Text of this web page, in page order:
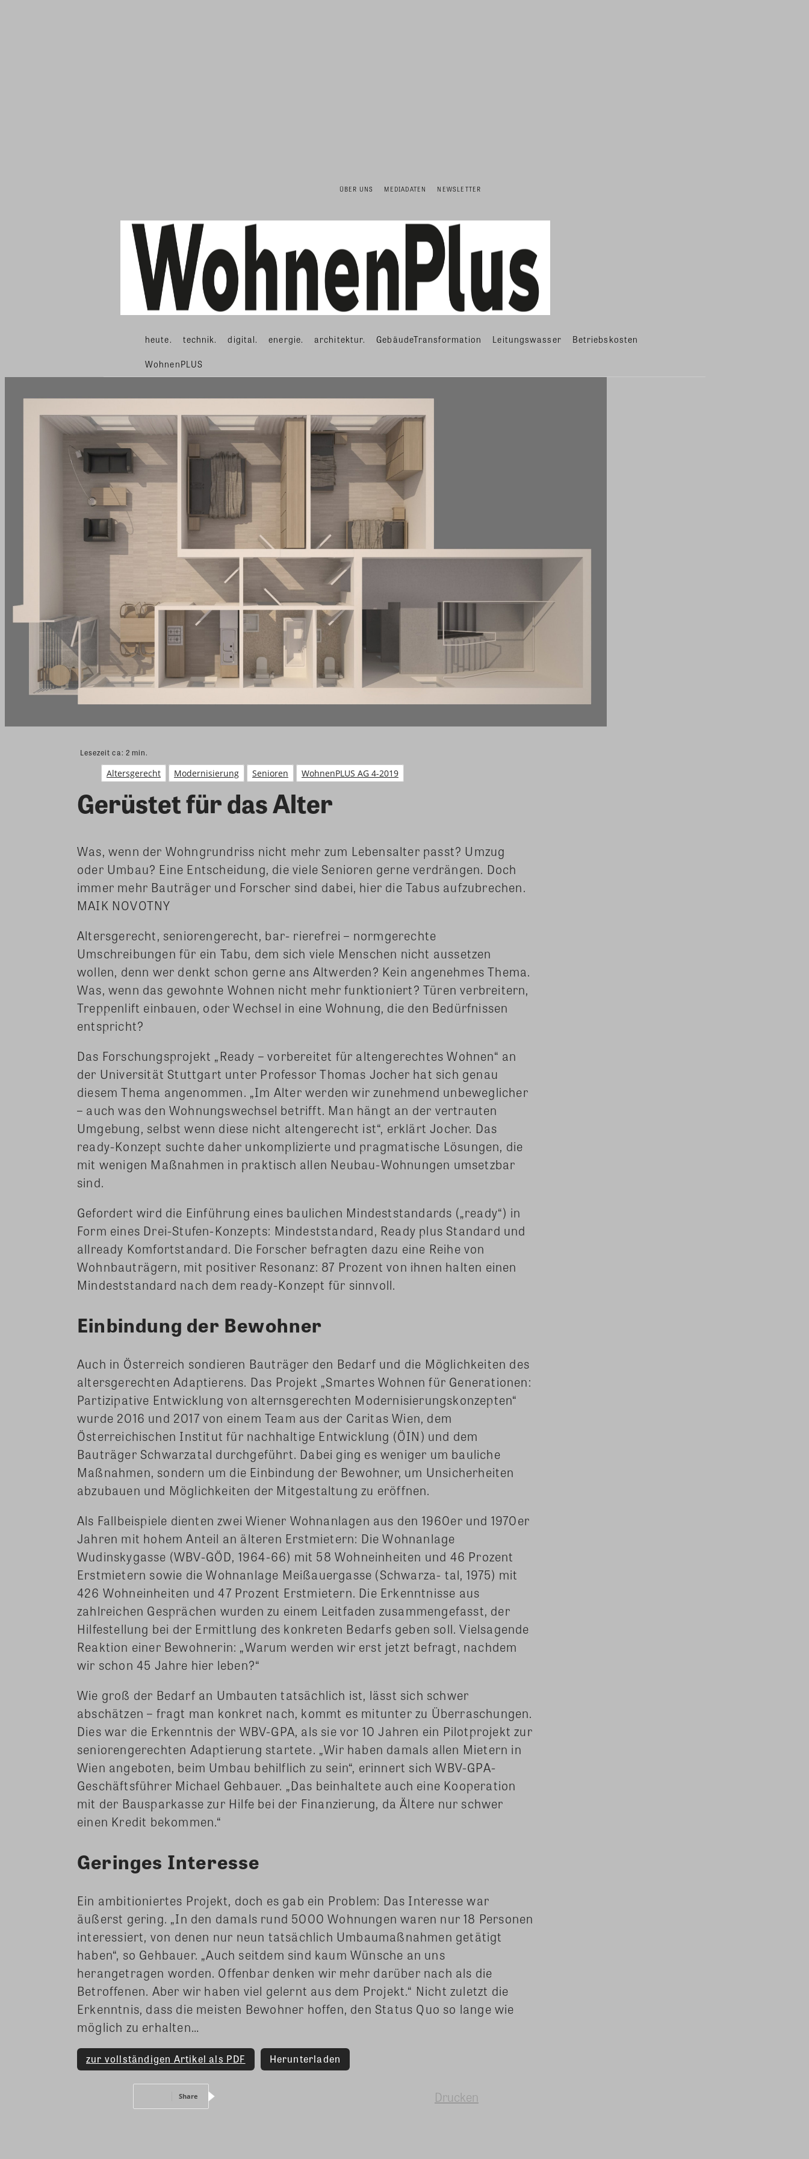
ÜBER UNS MEDIADATEN NEWSLETTER
heute. technik. digital. energie. architektur. GebäudeTransformation Leitungswasser Betriebskosten
WohnenPLUS
Lesezeit ca: 2 min.
Altersgerecht Modernisierung Senioren WohnenPLUS AG 4-2019
Gerüstet für das Alter
Was, wenn der Wohngrundriss nicht mehr zum Lebensalter passt? Umzug
oder Umbau? Eine Entscheidung, die viele Senioren gerne verdrängen. Doch
immer mehr Bauträger und Forscher sind dabei, hier die Tabus aufzubrechen.
MAIK NOVOTNY
Altersgerecht, seniorengerecht, bar- rierefrei – normgerechte
Umschreibungen für ein Tabu, dem sich viele Menschen nicht aussetzen
wollen, denn wer denkt schon gerne ans Altwerden? Kein angenehmes Thema.
Was, wenn das gewohnte Wohnen nicht mehr funktioniert? Türen verbreitern,
Treppenlift einbauen, oder Wechsel in eine Wohnung, die den Bedürfnissen
entspricht?
Das Forschungsprojekt „Ready – vorbereitet für altengerechtes Wohnen“ an
der Universität Stuttgart unter Professor Thomas Jocher hat sich genau
diesem Thema angenommen. „Im Alter werden wir zunehmend unbeweglicher
– auch was den Wohnungswechsel betrifft. Man hängt an der vertrauten
Umgebung, selbst wenn diese nicht altengerecht ist“, erklärt Jocher. Das
ready-Konzept suchte daher unkomplizierte und pragmatische Lösungen, die
mit wenigen Maßnahmen in praktisch allen Neubau-Wohnungen umsetzbar
sind.
Gefordert wird die Einführung eines baulichen Mindeststandards („ready“) in
Form eines Drei-Stufen-Konzepts: Mindeststandard, Ready plus Standard und
allready Komfortstandard. Die Forscher befragten dazu eine Reihe von
Wohnbauträgern, mit positiver Resonanz: 87 Prozent von ihnen halten einen
Mindeststandard nach dem ready-Konzept für sinnvoll.
Einbindung der Bewohner
Auch in Österreich sondieren Bauträger den Bedarf und die Möglichkeiten des
altersgerechten Adaptierens. Das Projekt „Smartes Wohnen für Generationen:
Partizipative Entwicklung von alternsgerechten Modernisierungskonzepten“
wurde 2016 und 2017 von einem Team aus der Caritas Wien, dem
Österreichischen Institut für nachhaltige Entwicklung (ÖIN) und dem
Bauträger Schwarzatal durchgeführt. Dabei ging es weniger um bauliche
Maßnahmen, sondern um die Einbindung der Bewohner, um Unsicherheiten
abzubauen und Möglichkeiten der Mitgestaltung zu eröffnen.
Als Fallbeispiele dienten zwei Wiener Wohnanlagen aus den 1960er und 1970er
Jahren mit hohem Anteil an älteren Erstmietern: Die Wohnanlage
Wudinskygasse (WBV-GÖD, 1964-66) mit 58 Wohneinheiten und 46 Prozent
Erstmietern sowie die Wohnanlage Meißauergasse (Schwarza- tal, 1975) mit
426 Wohneinheiten und 47 Prozent Erstmietern. Die Erkenntnisse aus
zahlreichen Gesprächen wurden zu einem Leitfaden zusammengefasst, der
Hilfestellung bei der Ermittlung des konkreten Bedarfs geben soll. Vielsagende
Reaktion einer Bewohnerin: „Warum werden wir erst jetzt befragt, nachdem
wir schon 45 Jahre hier leben?“
Wie groß der Bedarf an Umbauten tatsächlich ist, lässt sich schwer
abschätzen – fragt man konkret nach, kommt es mitunter zu Überraschungen.
Dies war die Erkenntnis der WBV-GPA, als sie vor 10 Jahren ein Pilotprojekt zur
seniorengerechten Adaptierung startete. „Wir haben damals allen Mietern in
Wien angeboten, beim Umbau behilflich zu sein“, erinnert sich WBV-GPA-
Geschäftsführer Michael Gehbauer. „Das beinhaltete auch eine Kooperation
mit der Bausparkasse zur Hilfe bei der Finanzierung, da Ältere nur schwer
einen Kredit bekommen.“
Geringes Interesse
Ein ambitioniertes Projekt, doch es gab ein Problem: Das Interesse war
äußerst gering. „In den damals rund 5000 Wohnungen waren nur 18 Personen
interessiert, von denen nur neun tatsächlich Umbaumaßnahmen getätigt
haben“, so Gehbauer. „Auch seitdem sind kaum Wünsche an uns
herangetragen worden. Offenbar denken wir mehr darüber nach als die
Betroffenen. Aber wir haben viel gelernt aus dem Projekt.“ Nicht zuletzt die
Erkenntnis, dass die meisten Bewohner hoffen, den Status Quo so lange wie
möglich zu erhalten…
zur vollständigen Artikel als PDF Herunterladen
Share Drucken